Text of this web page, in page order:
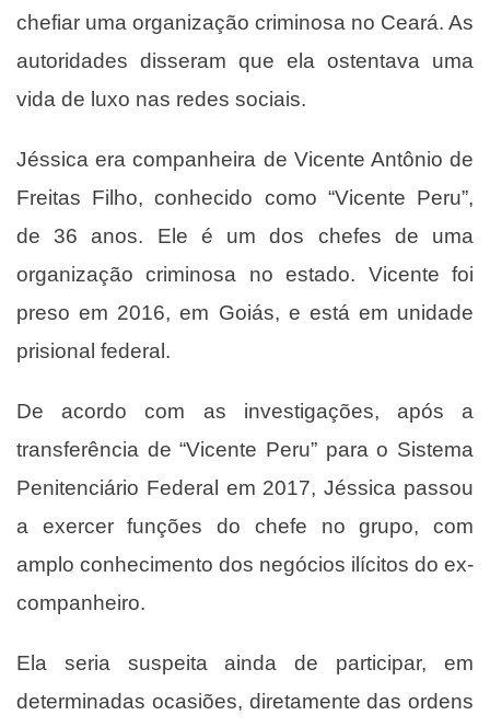
chefiar uma organização criminosa no Ceará. As
autoridades disseram que ela ostentava uma
vida de luxo nas redes sociais.
Jéssica era companheira de Vicente Antônio de
Freitas Filho, conhecido como “Vicente Peru”,
de 36 anos. Ele é um dos chefes de uma
organização criminosa no estado. Vicente foi
preso em 2016, em Goiás, e está em unidade
prisional federal.
De acordo com as investigações, após a
transferência de “Vicente Peru” para o Sistema
Penitenciário Federal em 2017, Jéssica passou
a exercer funções do chefe no grupo, com
amplo conhecimento dos negócios ilícitos do ex-
companheiro.
Ela seria suspeita ainda de participar, em
determinadas ocasiões, diretamente das ordens